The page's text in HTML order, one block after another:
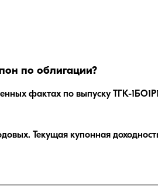
по облигации?
фактах по выпуску ТГК-1БО1P1
Текущая купонная